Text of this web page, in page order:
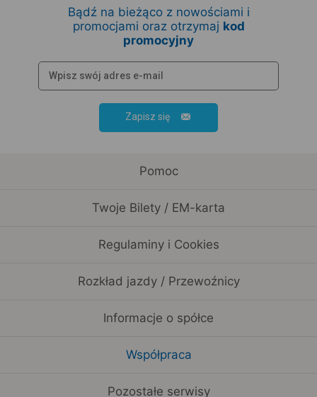
Bądź na bieżąco z nowościami i
promocjami oraz otrzymaj kod
promocyjny
Zapisz się
Pomoc
Twoje Bilety / EM-karta
Regulaminy i Cookies
Rozkład jazdy / Przewoźnicy
Informacje o spółce
Współpraca
Pozostałe serwisy